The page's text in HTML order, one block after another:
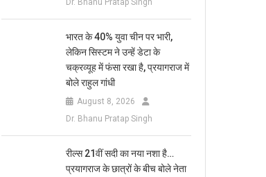
Dr. Bhanu Pratap Singh
भारत के 40% युवा चीन पर भारी,
लेकिन सिस्टम ने उन्हें डेटा के
चक्रव्यूह में फंसा रखा है, प्रयागराज में
बोले राहुल गांधी
August 8, 2026
Dr. Bhanu Pratap Singh
रील्स 21वीं सदी का नया नशा है…
प्रयागराज के छात्रों के बीच बोले नेता